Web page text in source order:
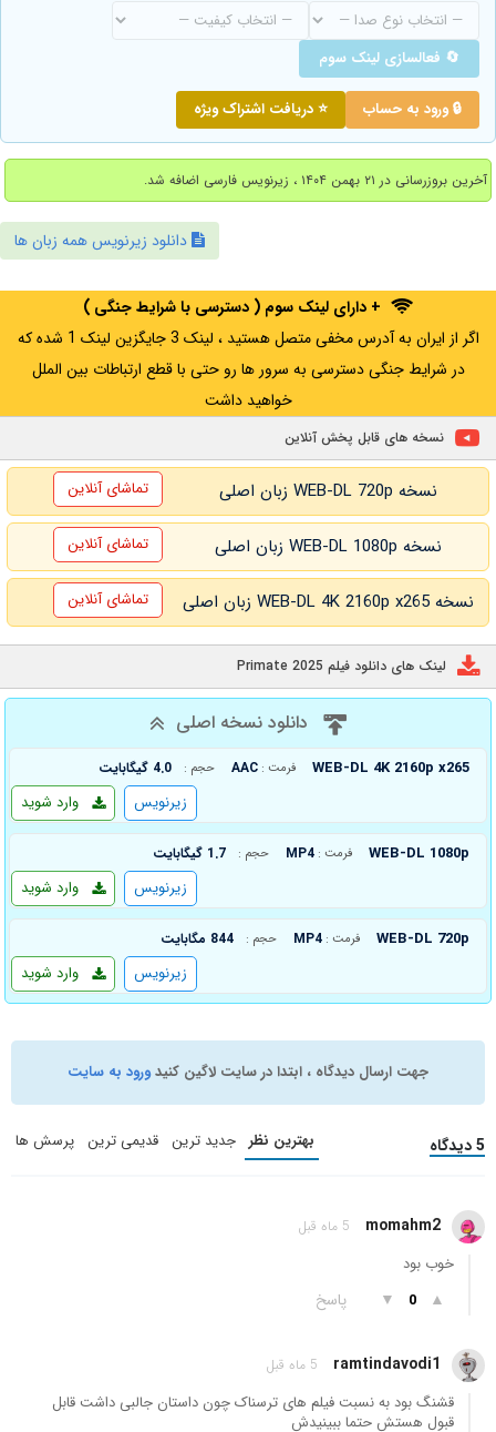
🔄 فعالسازی لینک سوم
🔒 ورود به حساب ⭐ دریافت اشتراک ویژه
آخرین بروزرسانی در ۲۱ بهمن ۱۴۰۴ ، زیرنویس فارسی اضافه شد.
دانلود زیرنویس همه زبان ها
+ دارای لینک سوم ( دسترسی با شرایط جنگی )
اگر از ایران به آدرس مخفی متصل هستید ، لینک 3 جایگزین لینک 1 شده که
در شرایط جنگی دسترسی به سرور ها رو حتی با قطع ارتباطات بین الملل
خواهید داشت
نسخه های قابل پخش آنلاین
نسخه WEB-DL 720p زبان اصلی تماشای آنلاین
نسخه WEB-DL 1080p زبان اصلی تماشای آنلاین
نسخه WEB-DL 4K 2160p x265 زبان اصلی تماشای آنلاین
لینک های دانلود فیلم Primate 2025
دانلود نسخه اصلی
WEB-DL 4K 2160p x265 فرمت : AAC حجم : 4.0 گیگابایت
وارد شوید زیرنویس
WEB-DL 1080p فرمت : MP4 حجم : 1.7 گیگابایت
وارد شوید زیرنویس
WEB-DL 720p فرمت : MP4 حجم : 844 مگابایت
وارد شوید زیرنویس
جهت ارسال دیدگاه ، ابتدا در سایت لاگین کنیدورود به سایت
5 دیدگاه بهترین نظر جدید ترین قدیمی ترین پرسش ها
momahm2 5 ماه قبل
خوب بود
▲
0
▼ پاسخ
ramtindavodi1 5 ماه قبل
قشنگ بود به نسبت فیلم های ترسناک چون داستان جالبی داشت قابل
قبول هستش حتما ببینیدش